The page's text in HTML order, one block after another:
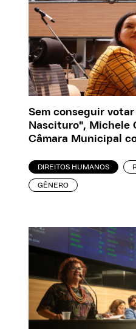
Sem conseguir
Nascituro", Michele
Câmara Municipal
DIREITOS HUMANOS
GÊNERO